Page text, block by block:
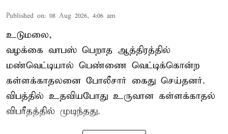
Published on: 08 Aug 2026, 4:06 am
உடுமலை,
வழக்கை வாபஸ் பெறாத ஆத்திரத்தில்
மண்வெட்டியால் பெண்ணை வெட்டிக்கொன்ற
கள்ளக்காதலனை போலீசார் கைது செய்தனர்.
விபத்தில் உதவியபோது உருவான கள்ளக்காதல்
விபரீதத்தில் முடிந்தது.